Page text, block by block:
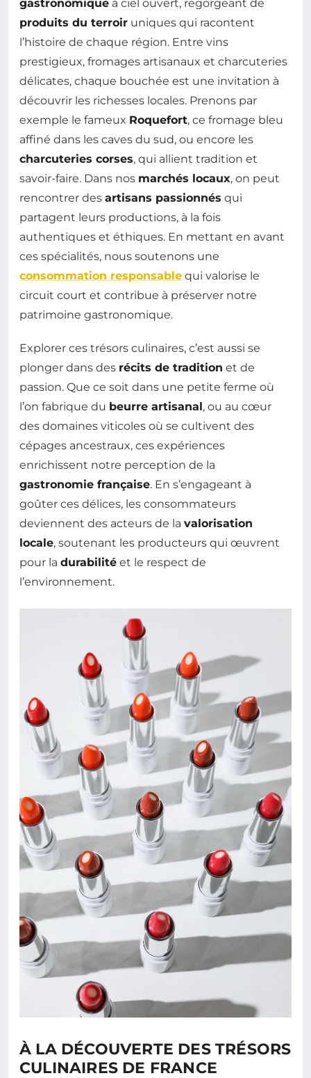
gastronomique à ciel ouvert, regorgeant de
produits du terroir uniques qui racontent
l’histoire de chaque région. Entre vins
prestigieux, fromages artisanaux et charcuteries
délicates, chaque bouchée est une invitation à
découvrir les richesses locales. Prenons par
exemple le fameux Roquefort, ce fromage bleu
affiné dans les caves du sud, ou encore les
charcuteries corses, qui allient tradition et
savoir-faire. Dans nos marchés locaux, on peut
rencontrer des artisans passionnés qui
partagent leurs productions, à la fois
authentiques et éthiques. En mettant en avant
ces spécialités, nous soutenons une
consommation responsable qui valorise le
circuit court et contribue à préserver notre
patrimoine gastronomique.
Explorer ces trésors culinaires, c’est aussi se
plonger dans des récits de tradition et de
passion. Que ce soit dans une petite ferme où
l’on fabrique du beurre artisanal, ou au cœur
des domaines viticoles où se cultivent des
cépages ancestraux, ces expériences
enrichissent notre perception de la
gastronomie française. En s’engageant à
goûter ces délices, les consommateurs
deviennent des acteurs de la valorisation
locale, soutenant les producteurs qui œuvrent
pour la durabilité et le respect de
l’environnement.
À LA DÉCOUVERTE DES TRÉSORS
CULINAIRES DE FRANCE